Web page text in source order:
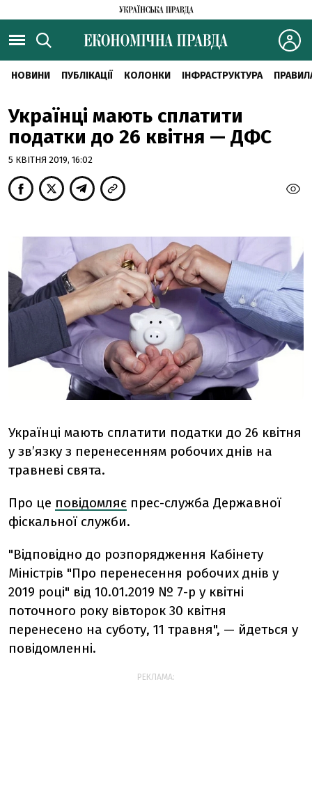
НОВИНИ ПУБЛІКАЦІЇ КОЛОНКИ ІНФРАСТРУКТУРА
Українці мають сплатити
податки до 26 квітня — ДФС
5 КВІТНЯ 2019, 16:02
Українці мають сплатити податки до 26 квітня
у зв’язку з перенесенням робочих днів на
травневі свята.
Про це повідомляє прес-служба Державної
фіскальної служби.
"Відповідно до розпорядження Кабінету
Міністрів "Про перенесення робочих днів у
2019 році" від 10.01.2019 № 7-р у квітні
поточного року вівторок 30 квітня
перенесено на суботу, 11 травня", — йдеться у
повідомленні.
РЕКЛАМА: